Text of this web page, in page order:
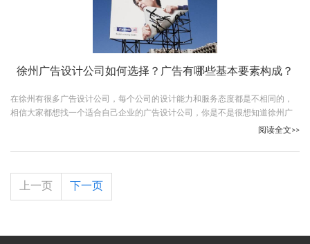
徐州广告设计公司如何选择？广告有哪些基本要素构成？
在徐州有很多广告设计公司，每个公司的设计能力和服务态度都是不相同的，
相信大家都想找一个适合自己企业的广告设计公司，你是不是很想知道徐州广
告设计公司选择方法呢，下面古柏广告设计的小编就给大家说说如何选择。
阅读全文>>
上一页 下一页